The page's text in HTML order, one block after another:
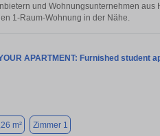
und Wohnungsunternehmen aus
1-Raum-Wohnung in der Nähe.
YOUR APARTMENT: Furnished student
m² Zimmer 1